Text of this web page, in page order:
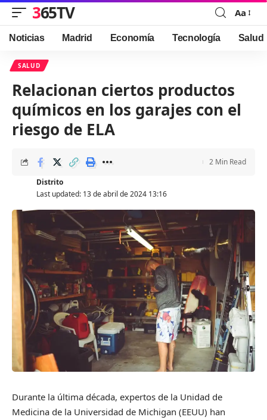
365TV
Font
Resizer
Aa
Noticias Madrid Economía Tecnología Salud
SALUD
Relacionan ciertos productos
químicos en los garajes con el
riesgo de ELA
Last updated: 13 de abril de 2024 13:16
Distrito
2 Min Read
Durante la última década, expertos de la Unidad de
Medicina de la Universidad de Michigan (EEUU) han